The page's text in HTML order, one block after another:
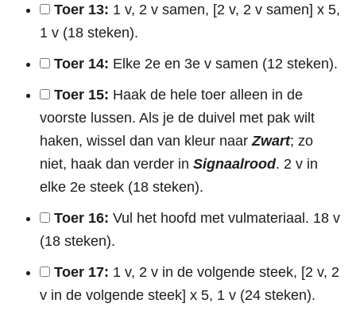
Toer 13: 1 v, 2 v samen, [2 v, 2 v samen] x 5,
1 v (18 steken).
Toer 14: Elke 2e en 3e v samen (12 steken).
Toer 15: Haak de hele toer alleen in de
voorste lussen. Als je de duivel met pak wilt
haken, wissel dan van kleur naarZwart; zo
niet, haak dan verder in Signaalrood. 2 v in
elke 2e steek (18 steken).
Toer 16: Vul het hoofd met vulmateriaal. 18 v
(18 steken).
Toer 17: 1 v, 2 v in de volgende steek, [2 v, 2
v in de volgende steek] x 5, 1 v (24 steken).